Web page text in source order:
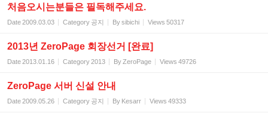
처음오시는분들은 필독해주세요.
Date2009.03.03 Category 공지 Bysibichi Views 50317
2013년 ZeroPage 회장선거 [완료]
Date2013.01.16 Category2013 By ZeroPage Views 49726
ZeroPage 서버 신설 안내
Date2009.05.26 Category 공지 By Kesarr Views 49333